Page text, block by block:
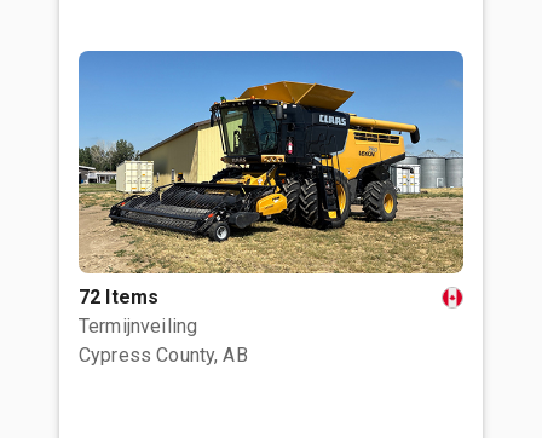
72 Items
Termijnveiling
Cypress County, AB